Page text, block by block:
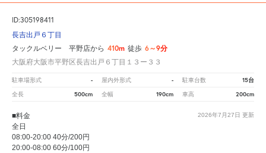
ID:305198411
長吉出戸６丁目
タックルベリー 平野店から 410m 徒歩 6～9分
大阪府大阪市平野区長吉出戸６丁目１３ー３３
駐車場形式 - 屋内外形式 - 駐車台数 15台
全長 500cm 全幅 190cm 車高 200cm
2026年7月27日 更新
■料金
全日
08:00-20:00 40分/200円
20:00-08:00 60分/100円